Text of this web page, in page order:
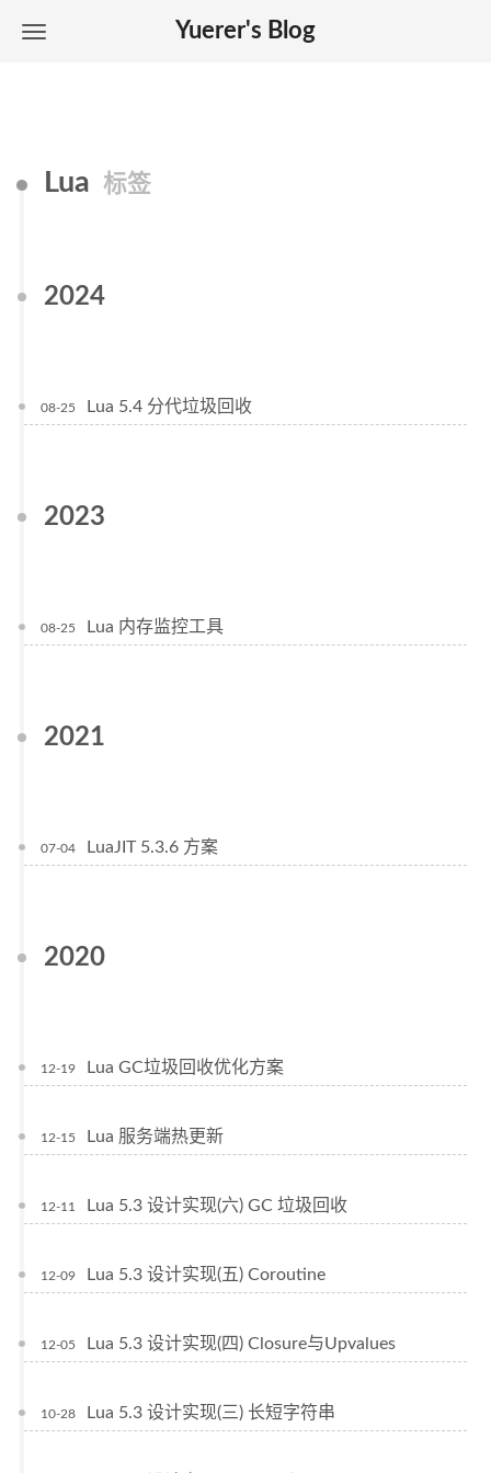
Yuerer's Blog
Lua 标签
2024
08-25 Lua 5.4 分代垃圾回收
2023
08-25 Lua 内存监控工具
2021
07-04 LuaJIT 5.3.6 方案
2020
12-19 Lua GC垃圾回收优化方案
12-15 Lua 服务端热更新
12-11 Lua 5.3 设计实现(六) GC 垃圾回收
12-09 Lua 5.3 设计实现(五) Coroutine
12-05 Lua 5.3 设计实现(四) Closure与Upvalues
10-28 Lua 5.3 设计实现(三) 长短字符串